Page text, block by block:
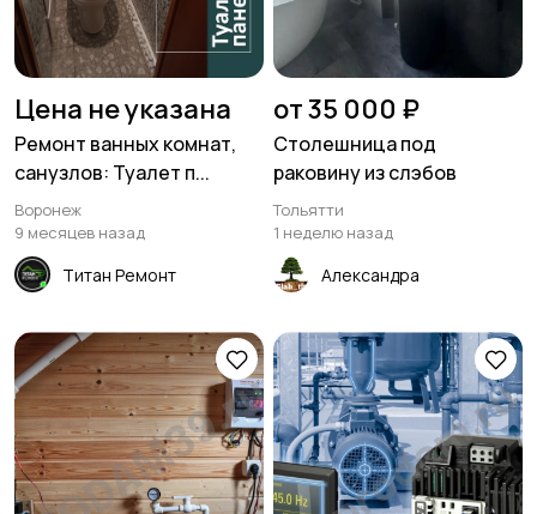
Цена не указана
Ремонт ванных комнат,
санузлов: Туалет п...
Воронеж
9 месяцев назад
Титан Ремонт
от 35 000 ₽
Столешница под
раковину из слэбов
Тольятти
1 неделю назад
Александра